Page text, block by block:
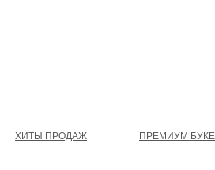
ХИТЫ ПРОДАЖ ПРЕМИУМ